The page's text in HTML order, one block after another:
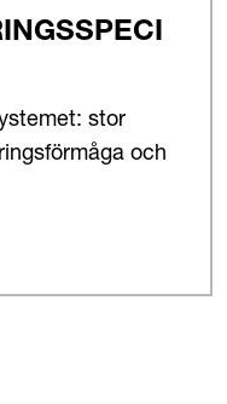
stor
och